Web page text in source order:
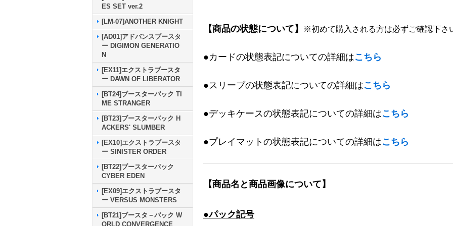
ES SET ver.2
[LM-07]ANOTHER KNIGHT
[AD01]アドバンスブースタ
ー DIGIMON GENERATIO
N
[EX11]エクストラブースタ
ー DAWN OF LIBERATOR
[BT24]ブースターパック TI
ME STRANGER
[BT23]ブースターパック H
ACKERS' SLUMBER
[EX10]エクストラブースタ
ー SINISTER ORDER
[BT22]ブースターパック
CYBER EDEN
[EX09]エクストラブースタ
ー VERSUS MONSTERS
[BT21]ブースタ－パック W
ORLD CONVERGENCE
【商品の状態について】 ※初めて購入される方は必ずご確認下さ
●カードの状態表記についての詳細はこちら
●スリーブの状態表記についての詳細はこちら
●デッキケースの状態表記についての詳細はこちら
●プレイマットの状態表記についての詳細はこちら
【商品名と商品画像について】
●パック記号